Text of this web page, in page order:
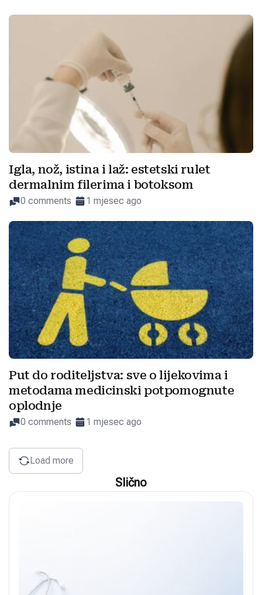
Igla, nož, istina i laž: estetski rulet
dermalnim filerima i botoksom
0 comments 1 mjesec ago
Put do roditeljstva: sve o lijekovima i
metodama medicinski potpomognute
oplodnje
0 comments 1 mjesec ago
Load more
Slično